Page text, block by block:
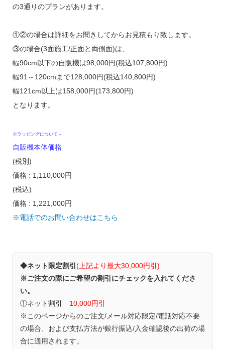
の3通りのプランがあります。
①②の場合は詳細をお聞きしてからお見積もり致します。
③の場合(3面施工/正面と両側面)は、
幅90cm以下の自販機は98,000円(税込107,800円)
幅91～120cmまで128,000円(税込140,800円)
幅121cm以上は158,000円(173,800円)
となります。
※ラッピングについて→
自販機本体価格
(税別)
価格 : 1,110,000円
(税込)
価格 : 1,221,000円
※電話でのお問い合わせはこちら
◆ネット限定割引 (上記より最大30,000円引)
※ご注文の際にご希望の割引にチェックを入れてくださ
い。
①ネット割引 10,000円引
※このページからのご注文/メール対応限定/電話対応不要
の場合、および支払方法が銀行振込/入金確認後の出荷の場
合に適用されます。